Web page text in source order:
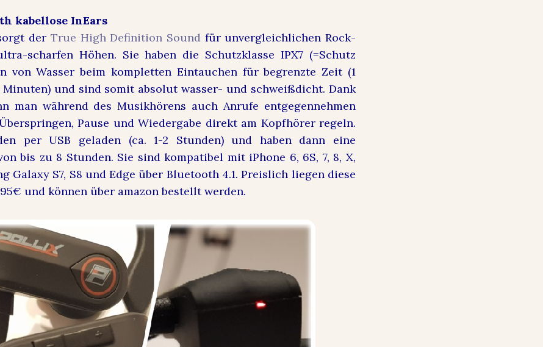
kabellose InEars
der True High Definition Soundfür unvergleichlichen Rock-
scharfen Höhen. Sie haben die Schutzklasse IPX7 (=Schutz
von Wasser beim kompletten Eintauchen für begrenzte Zeit (1
und sind somit absolut wasser- und schweißdicht. Dank
man während des Musikhörens auch Anrufe entgegennehmen
Pause und Wiedergabe direkt am Kopfhörer regeln.
per USB geladen (ca. 1-2 Stunden) und haben dann eine
bis zu 8 Stunden. Sie sind kompatibel mit iPhone 6, 6S, 7, 8, X,
Galaxy S7, S8 und Edge über Bluetooth 4.1. Preislich liegen diese
und können über amazon bestellt werden.